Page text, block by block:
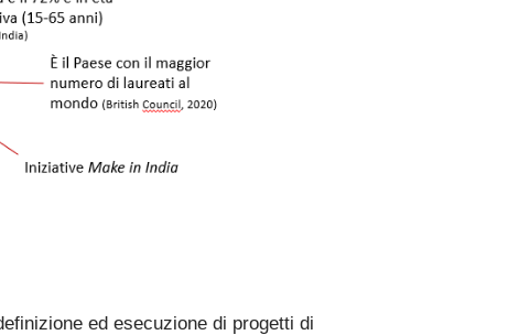
ed esecuzione di progetti di